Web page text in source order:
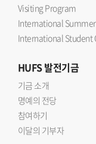
Visiting Program
International Summer
International Student
HUFS발전기금
기금 소개
명예의 전당
참여하기
이달의 기부자